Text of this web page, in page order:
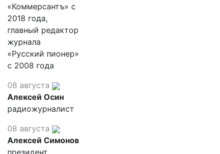
«Коммерсантъ» с
2018 года,
главный редактор
журнала
«Русский пионер»
с 2008 года
08 августа
Алексей Осин
радиожурналист
08 августа
Алексей Симонов
президент,